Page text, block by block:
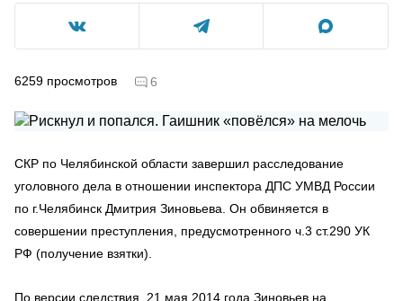
6259 просмотров 6
СКР по Челябинской области завершил расследование
уголовного дела в отношении инспектора ДПС УМВД России
по г.Челябинск Дмитрия Зиновьева. Он обвиняется в
совершении преступления, предусмотренного ч.3 ст.290 УК
РФ (получение взятки).
По версии следствия, 21 мая 2014 года Зиновьев на